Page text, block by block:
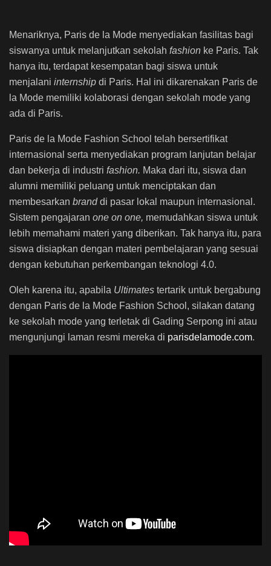
Menariknya, Paris de la Mode menyediakan fasilitas bagi
siswanya untuk melanjutkan sekolah fashion ke Paris. Tak
hanya itu, terdapat kesempatan bagi siswa untuk
menjalani internship di Paris. Hal ini dikarenakan Paris de
la Mode memiliki kolaborasi dengan sekolah mode yang
ada di Paris.
Paris de la Mode Fashion School telah bersertifikat
internasional serta menyediakan program lanjutan belajar
dan bekerja di industri fashion. Maka dari itu, siswa dan
alumni memiliki peluang untuk menciptakan dan
membesarkan branddi pasar lokal maupun internasional.
Sistem pengajaran one on one, memudahkan siswa untuk
lebih memahami materi yang diberikan. Tak hanya itu, para
siswa disiapkan dengan materi pembelajaran yang sesuai
dengan kebutuhan perkembangan teknologi 4.0.
Oleh karena itu, apabila Ultimates tertarik untuk bergabung
dengan Paris de la Mode Fashion School, silakan datang
ke sekolah mode yang terletak di Gading Serpong ini atau
mengunjungi laman resmi mereka di parisdelamode.com.